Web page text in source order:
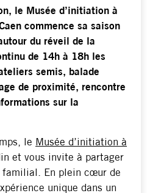
le Musée d’initiation à
commence sa saison
du réveil de la
de 14h à 18h les
semis, balade
de proximité, rencontre
sur la
le Musée d’initiation à
et vous invite à partager
familial. En plein cœur de
unique dans un